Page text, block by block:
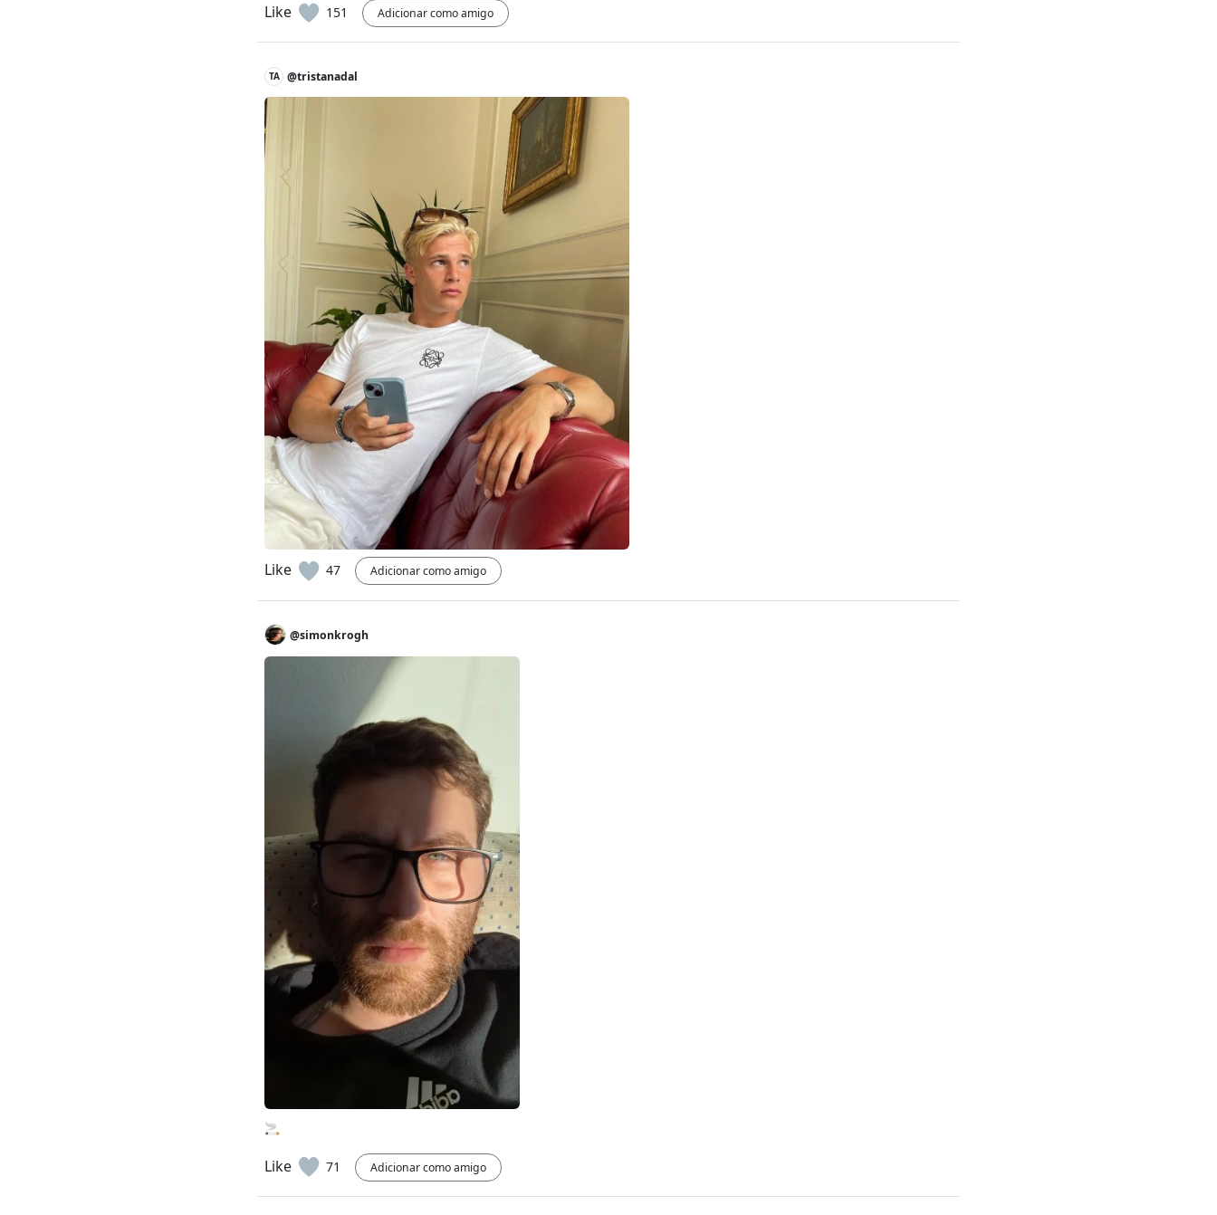
Like 151 Adicionar como amigo
TA @tristanadal
Like 47 Adicionar como amigo
@simonkrogh
🚬
Like 71 Adicionar como amigo